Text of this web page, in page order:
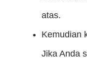
atas.
Kemudian
Jika Anda